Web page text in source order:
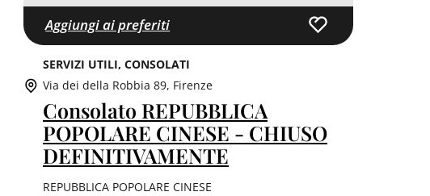
Aggiungi ai preferiti
SERVIZI UTILI CONSOLATI
Via dei della Robbia 89, Firenze
Consolato REPUBBLICA
POPOLARE CINESE - CHIUSO
DEFINITIVAMENTE
REPUBBLICA POPOLARE CINESE